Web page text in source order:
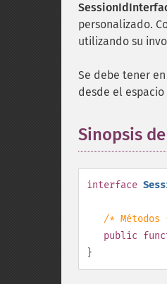
personalizado.
utilizando su
Se debe tener
desde el
Sinopsis
interface
/* Métodos
public
}